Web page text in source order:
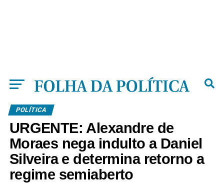
POLÍTICA
URGENTE: Alexandre de
Moraes nega indulto a Daniel
Silveira e determina retorno a
regime semiaberto